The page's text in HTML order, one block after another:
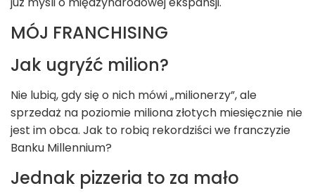
MÓJ FRANCHISING
Jak ugryźć milion?
Nie lubią, gdy się o nich mówi „milionerzy”, ale
sprzedaż na poziomie miliona złotych miesięcznie nie
jest im obca. Jak to robią rekordziści we franczyzie
Banku Millennium?
Jednak pizzeria to za mało